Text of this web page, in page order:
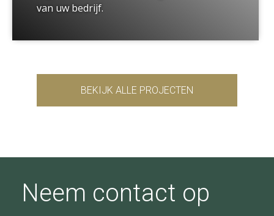
van uw bedrijf.
BEKIJK ALLE PROJECTEN
Neem contact op